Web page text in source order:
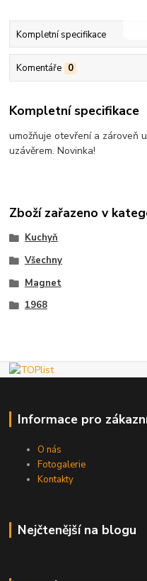
Kompletní specifikace
Komentáře 0
Kompletní specifikace
umožňuje otevření a zároveň
uzávěrem. Novinka!
Zboží zařazeno v
Kuchyň
Všechny
Magnet
1968
Informace pro
O nás
Fotogalerie
Kontakty
Nejčtenější na blogu